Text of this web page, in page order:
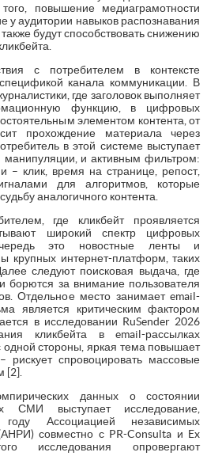
повышение медиаграмотности
у аудитории навыков распознавания
будут способствовать снижению
с потребителем в контексте
канала коммуникации. В
где заголовок выполняет
функцию, в цифровых
элементом контента, от
прохождение материала через
в этой системе выступает
и активным фильтром:
– клик, время на странице, репост,
для алгоритмов, которые
аналогичного контента.
где кликбейт проявляется
широкий спектр цифровых
это новостные ленты и
крупных интернет-платформ, таких
следуют поисковая выдача, где
борются за внимание пользователя
Отдельное место занимает email-
является критическим фактором
в исследовании RuSender 2026
кликбейта в email-рассылках
одной стороны, яркая тема повышает
рискует спровоцировать массовые
[2].
данных о состоянии
СМИ выступает исследование,
Ассоциацией независимых
совместно с PR-Consulta и Ex
исследования опровергают